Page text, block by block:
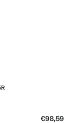
€98,59